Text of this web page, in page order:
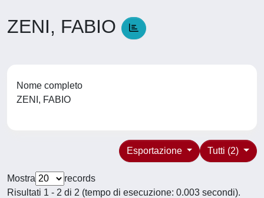
ZENI, FABIO
Nome completo
ZENI, FABIO
Tutti (2)
Esportazione
Mostra
records
Risultati 1 - 2 di 2 (tempo di esecuzione: 0.003 secondi).